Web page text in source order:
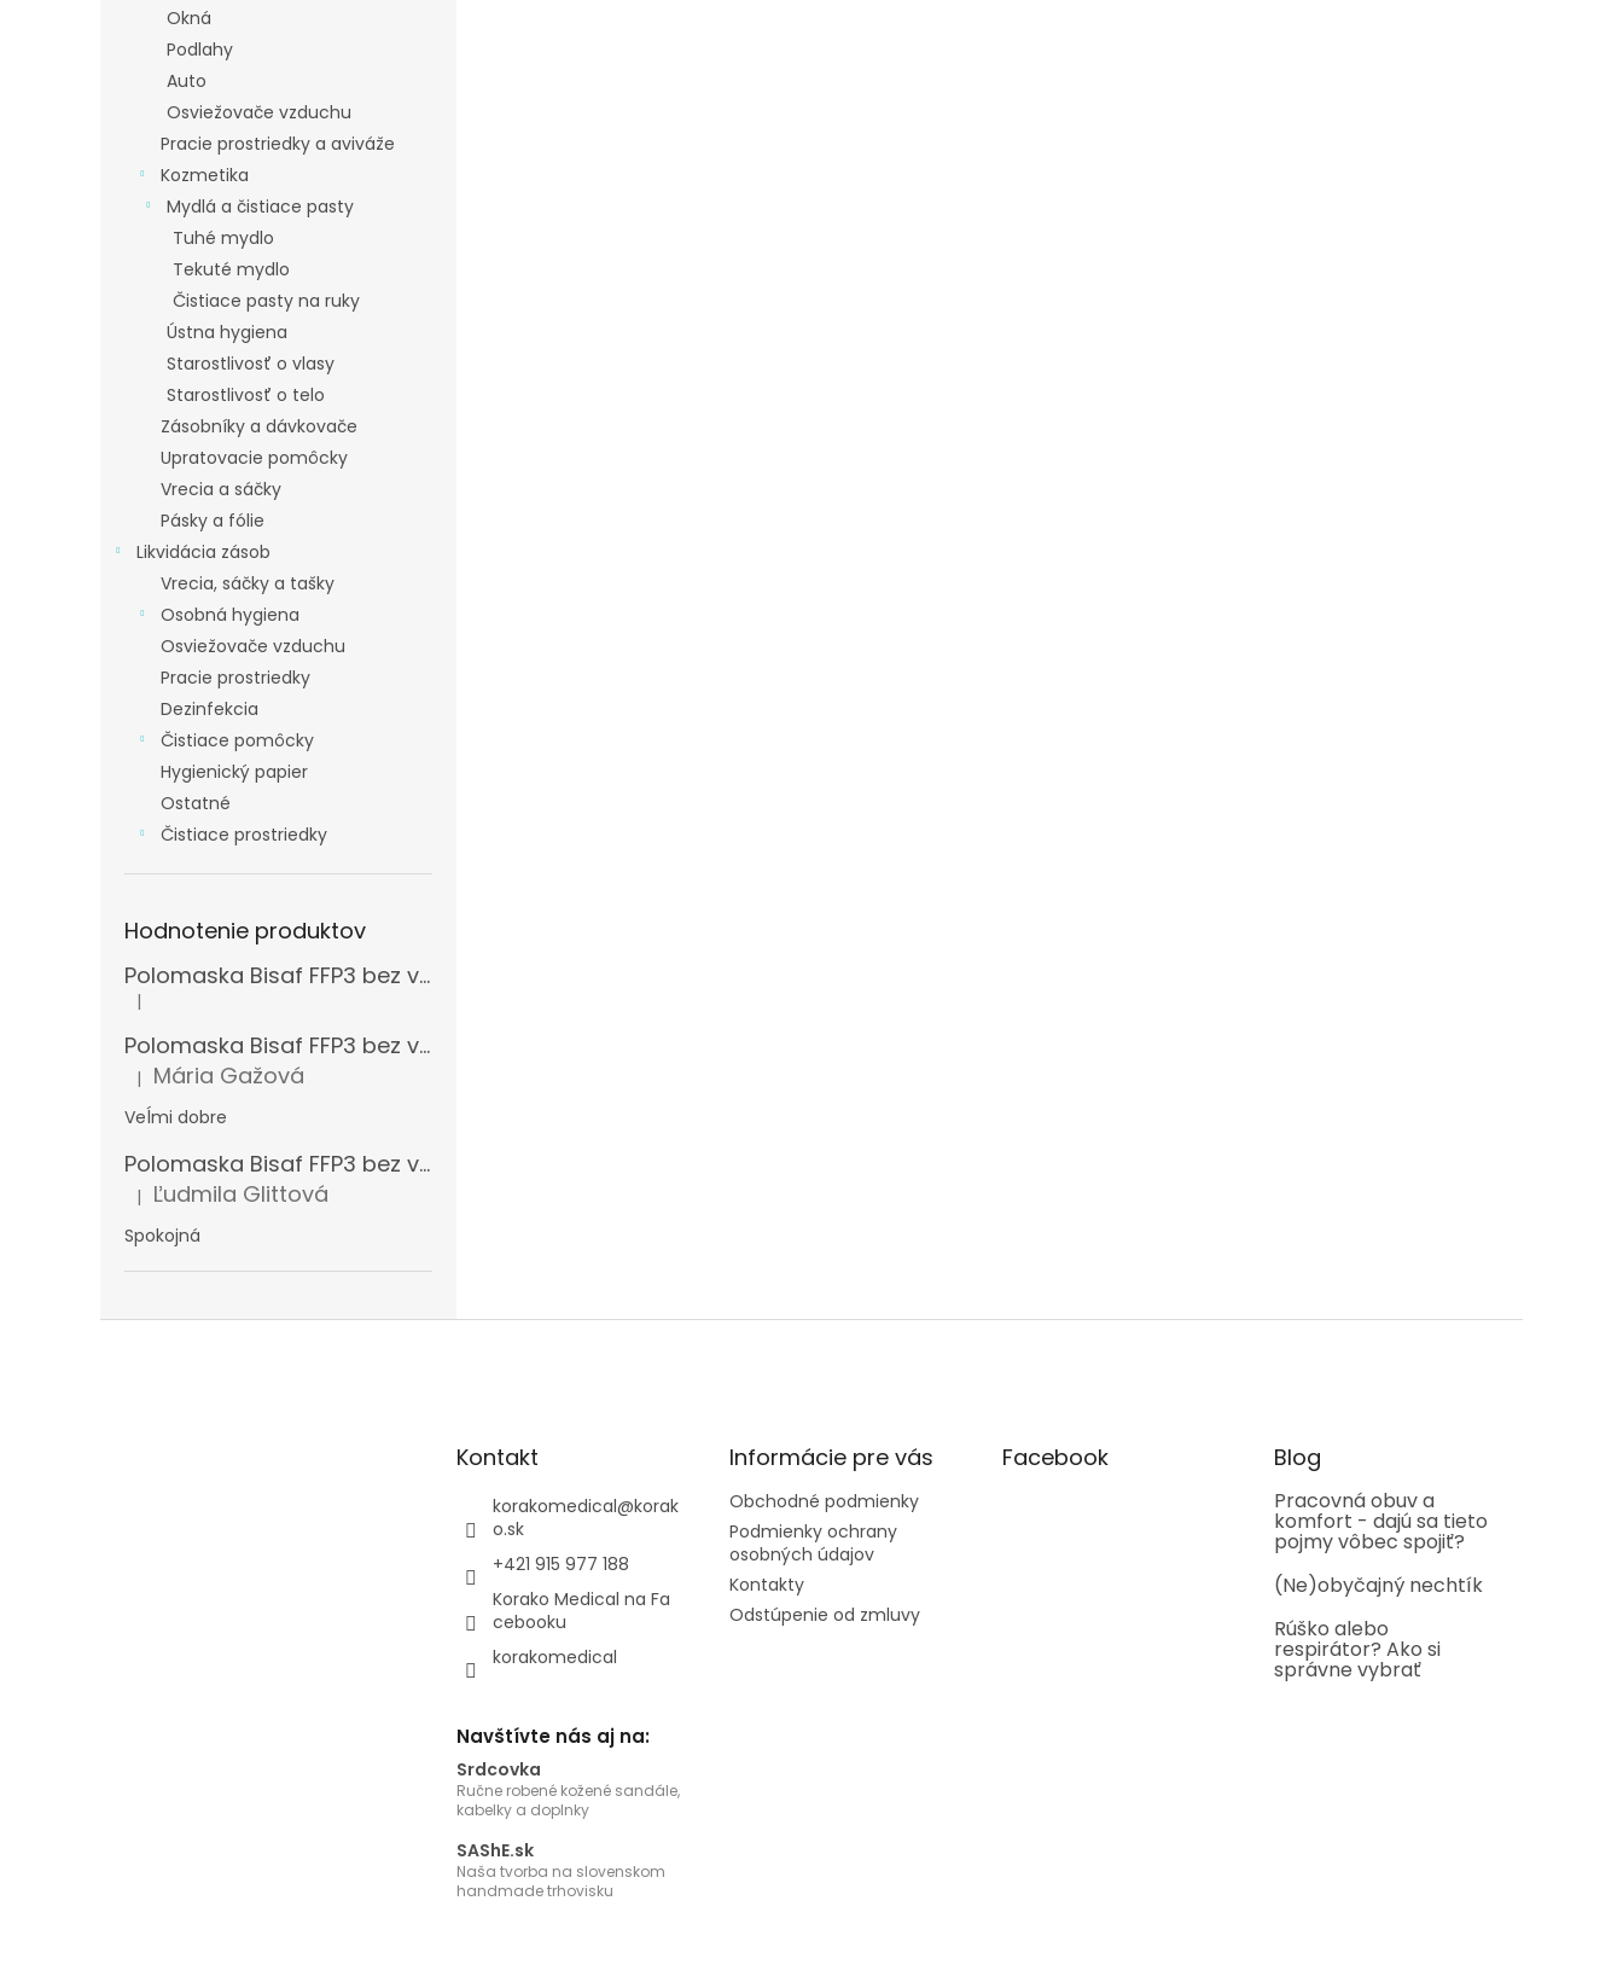
Okná
Podlahy
Auto
Osviežovače vzduchu
Pracie prostriedky a aviváže
Kozmetika
Mydlá a čistiace pasty
Tuhé mydlo
Tekuté mydlo
Čistiace pasty na ruky
Ústna hygiena
Starostlivosť o vlasy
Starostlivosť o telo
Zásobníky a dávkovače
Upratovacie pomôcky
Vrecia a sáčky
Pásky a fólie
Likvidácia zásob
Vrecia, sáčky a tašky
Osobná hygiena
Osviežovače vzduchu
Pracie prostriedky
Dezinfekcia
Čistiace pomôcky
Hygienický papier
Ostatné
Čistiace prostriedky
Hodnotenie produktov
Polomaska Bisaf FFP3 bez ventilčeka , balenie 15 ks
Hodnotenie produktu je 5 z 5 hviezdičiek.
|
Polomaska Bisaf FFP3 bez ventilčeka 99 % , balenie 1 ks
Hodnotenie produktu je 5 z 5 hviezdičiek.
| Mária Gažová
Veĺmi dobre
Polomaska Bisaf FFP3 bez ventilčeka , balenie 15 ks
Hodnotenie produktu je 5 z 5 hviezdičiek.
| Ľudmila Glittová
Spokojná
Kontakt
korakomedical@korak
o.sk
+421 915 977 188
Korako Medical na Fa
cebooku
korakomedical
Informácie pre vás
Obchodné podmienky
Podmienky ochrany
osobných údajov
Kontakty
Odstúpenie od zmluvy
Facebook Blog
Pracovná obuv a
komfort - dajú sa tieto
pojmy vôbec spojiť?
(Ne)obyčajný nechtík
Rúško alebo
respirátor? Ako si
správne vybrať
Navštívte nás aj na:
Srdcovka
Ručne robené kožené sandále,
kabelky a doplnky
SAShE.sk
Naša tvorba na slovenskom
handmade trhovisku